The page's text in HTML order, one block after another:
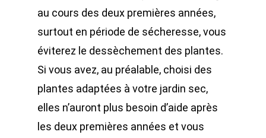
au cours des deux premières années,
surtout en période de sécheresse, vous
éviterez le dessèchement des plantes.
Si vous avez, au préalable, choisi des
plantes adaptées à votre jardin sec,
elles n’auront plus besoin d’aide après
les deux premières années et vous